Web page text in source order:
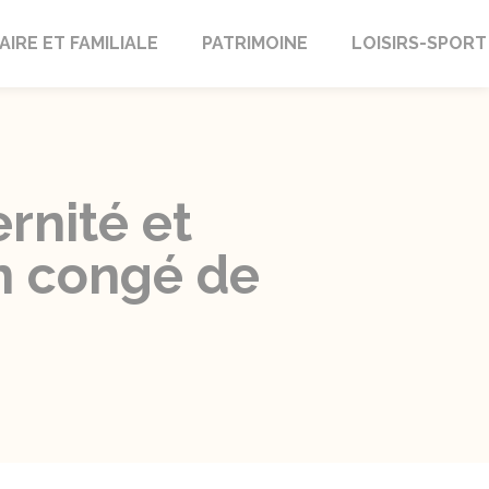
ET FAMILIALE PATRIMOINE LOISIRS-SPORT
et
congé de